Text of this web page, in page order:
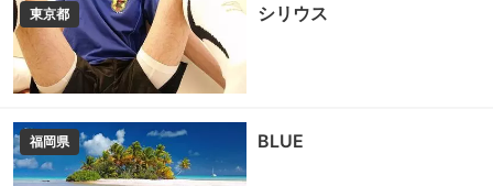
東京都 シリウス
福岡県 BLUE